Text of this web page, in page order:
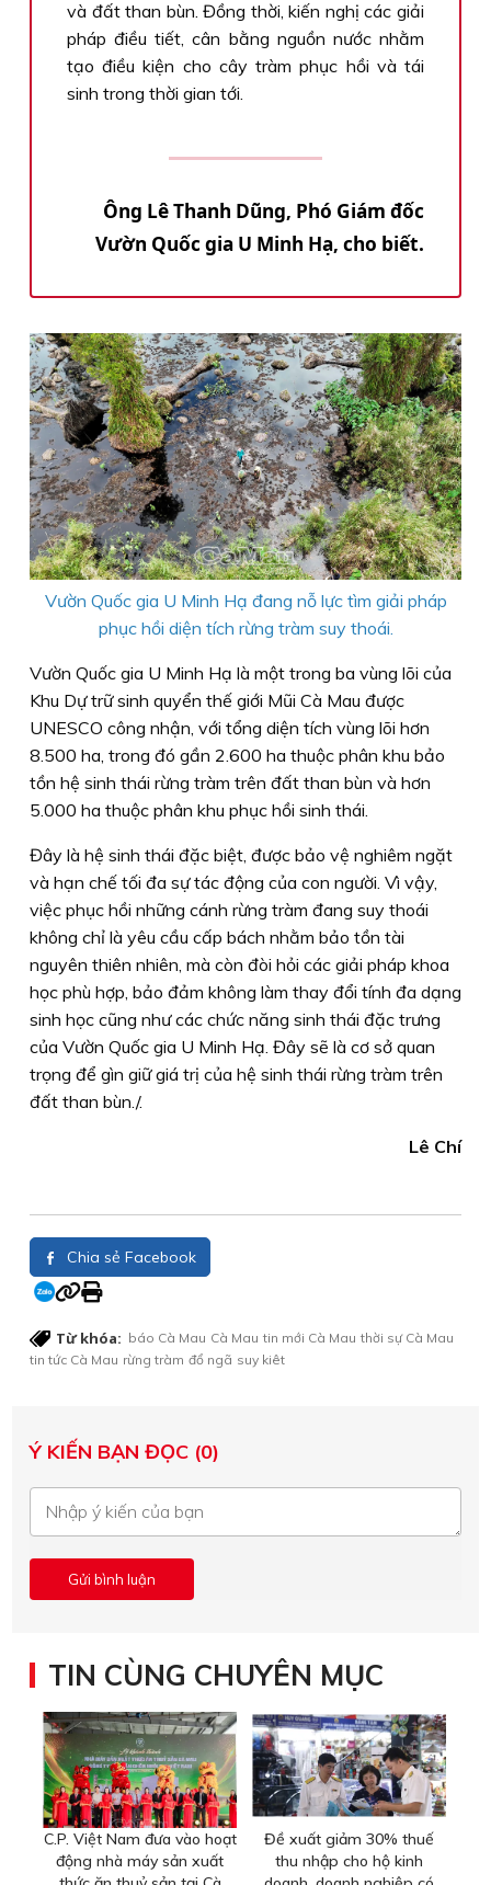
và đất than bùn. Đồng thời, kiến nghị các giải
pháp điều tiết, cân bằng nguồn nước nhằm
tạo điều kiện cho cây tràm phục hồi và tái
sinh trong thời gian tới.
Ông Lê Thanh Dũng, Phó Giám đốc
Vườn Quốc gia U Minh Hạ, cho biết.
Vườn Quốc gia U Minh Hạ đang nỗ lực tìm giải pháp
phục hồi diện tích rừng tràm suy thoái.
Vườn Quốc gia U Minh Hạ là một trong ba vùng lõi của
Khu Dự trữ sinh quyển thế giới Mũi Cà Mau được
UNESCO công nhận, với tổng diện tích vùng lõi hơn
8.500 ha, trong đó gần 2.600 ha thuộc phân khu bảo
tồn hệ sinh thái rừng tràm trên đất than bùn và hơn
5.000 ha thuộc phân khu phục hồi sinh thái.
Đây là hệ sinh thái đặc biệt, được bảo vệ nghiêm ngặt
và hạn chế tối đa sự tác động của con người. Vì vậy,
việc phục hồi những cánh rừng tràm đang suy thoái
không chỉ là yêu cầu cấp bách nhằm bảo tồn tài
nguyên thiên nhiên, mà còn đòi hỏi các giải pháp khoa
học phù hợp, bảo đảm không làm thay đổi tính đa dạng
sinh học cũng như các chức năng sinh thái đặc trưng
của Vườn Quốc gia U Minh Hạ. Đây sẽ là cơ sở quan
trọng để gìn giữ giá trị của hệ sinh thái rừng tràm trên
đất than bùn./.
Lê Chí
Chia sẻ Facebook
Từ khóa: báo Cà Mau Cà Mau tin mới Cà Mau thời sự Cà Mau
tin tức Cà Mau rừng tràm đổ ngã suy kiêt
Ý KIẾN BẠN ĐỌC (0)
TIN CÙNG CHUYÊN MỤC
C.P. Việt Nam đưa vào hoạt
động nhà máy sản xuất
Đề xuất giảm 30% thuế
thu nhập cho hộ kinh